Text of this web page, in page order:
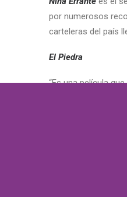
por numerosos
carteleras del país
El Piedra
“Es una película